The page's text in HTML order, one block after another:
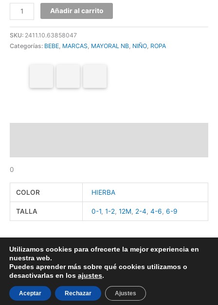
Añadir al carrito
SKU: 2411.10.63858047
Categorías: BEBE MARCAS MAYORAL NB NIÑO ROPA
0
COLOR HIERBA
TALLA 0-1,1-2,12M, 2-4,4-6,6-9
Utilizamos cookies para ofrecerte la mejor experiencia en
nuestra web.
Puedes aprender más sobre qué cookies utilizamos o
desactivarlas en los ajustes.
Aceptar Rechazar Ajustes